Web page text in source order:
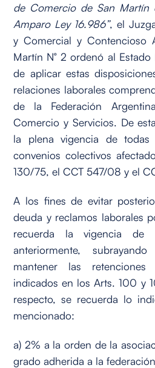
de Comercio de San Martín
Amparo Ley 16.986”, el
y Comercial y Contencioso
Martín N° 2 ordenó al
de aplicar estas
relaciones laborales
de la Federación
Comercio y Servicios. De
la plena vigencia de
convenios colectivos
130/75, el CCT 547/08 y el
A los fines de evitar
deuda y reclamos laborales
recuerda la vigencia de
anteriormente,
mantener las
indicados en los Arts. 100 y
respecto, se recuerda lo
mencionado:
a) 2% a la orden de la
grado adherida a la